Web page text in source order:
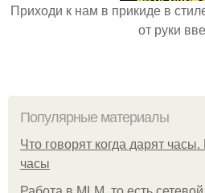
Приходи к нам в прикиде в
от руки
Популярные материалы
Что говорят когда дарят
часы